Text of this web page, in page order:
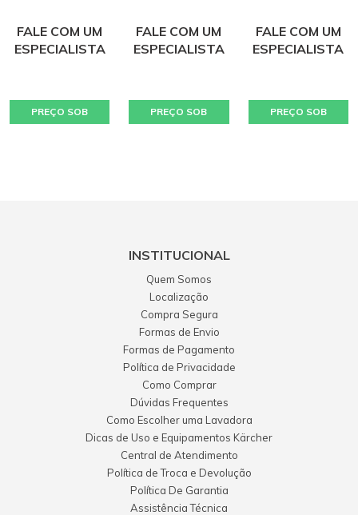
FALE COM UM
ESPECIALISTA
PREÇO SOB
FALE COM UM
ESPECIALISTA
PREÇO SOB
FALE COM UM
ESPECIALISTA
PREÇO SOB
INSTITUCIONAL
Quem Somos
Localização
Compra Segura
Formas de Envio
Formas de Pagamento
Política de Privacidade
Como Comprar
Dúvidas Frequentes
Como Escolher uma Lavadora
Dicas de Uso e Equipamentos Kärcher
Central de Atendimento
Política de Troca e Devolução
Política De Garantia
Assistência Técnica